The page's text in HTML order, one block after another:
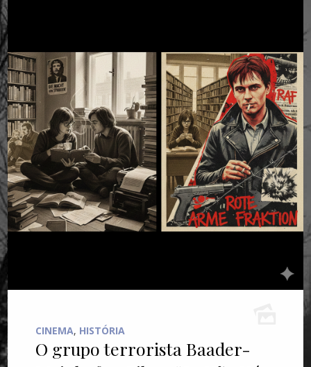
CINEMA, HISTÓRIA
O grupo terrorista Baader-